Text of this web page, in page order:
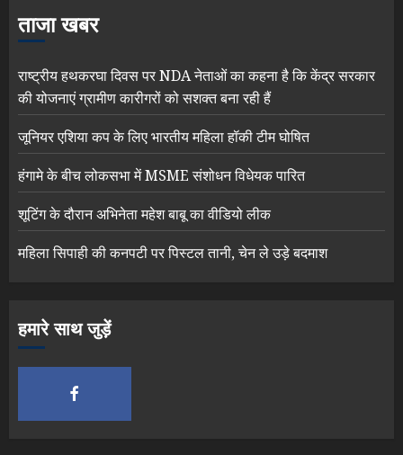
ताजा खबर
राष्ट्रीय हथकरघा दिवस पर NDA नेताओं का कहना है कि केंद्र सरकार
की योजनाएं ग्रामीण कारीगरों को सशक्त बना रही हैं
जूनियर एशिया कप के लिए भारतीय महिला हॉकी टीम घोषित
हंगामे के बीच लोकसभा में MSME संशोधन विधेयक पारित
शूटिंग के दौरान अभिनेता महेश बाबू का वीडियो लीक
महिला सिपाही की कनपटी पर पिस्टल तानी, चेन ले उड़े बदमाश
हमारे साथ जुड़ें